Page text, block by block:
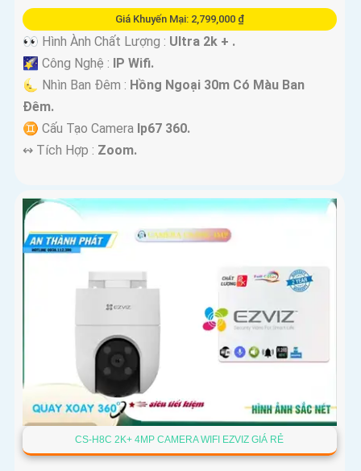
Giá Khuyến Mại: 2,799,000 ₫
️
👀 Hình Ành Chất Lượng : Ultra 2k + .
🌠 Công Nghệ : IP Wifi.
🌜 Nhìn Ban Đêm : Hồng Ngoại 30m Có Màu Ban
Ðêm.
♊ Cấu Tạo Camera Ip67 360.
️↭ Tích Hợp : Zoom.
CS-H8C 2K+ 4MP CAMERA WIFI EZVIZ GIÁ RẺ